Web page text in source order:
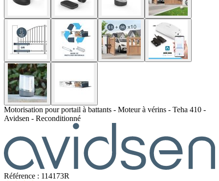
Motorisation pour portail à battants - Moteur à vérins - Teha 410 -
Avidsen - Reconditionné
Référence : 114173R